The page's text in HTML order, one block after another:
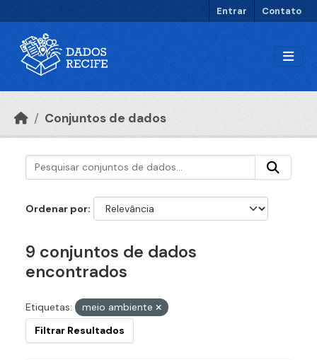
Entrar Contato
Conjuntos de dados
Ordenar por
9 conjuntos de dados
encontrados
Etiquetas:
meio ambiente
Filtrar Resultados